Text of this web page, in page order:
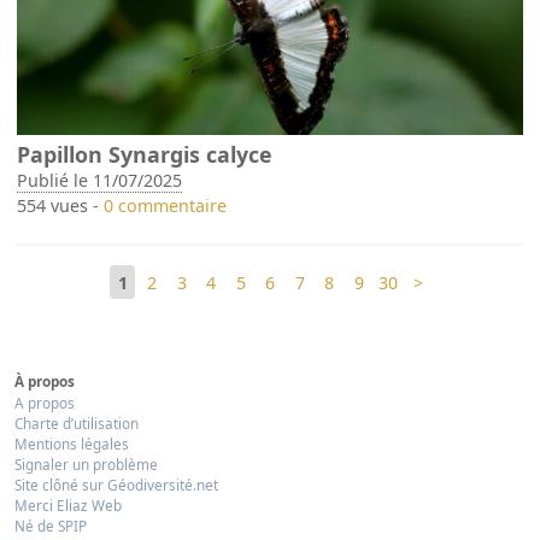
Papillon Synargis calyce
Publié le 11/07/2025
554 vues -0 commentaire
1 2 3 4 5 6 7 8 9 30 >
À propos
A propos
Charte d’utilisation
Mentions légales
Signaler un problème
Site clôné sur Géodiversité.net
Merci Eliaz Web
Né de SPIP